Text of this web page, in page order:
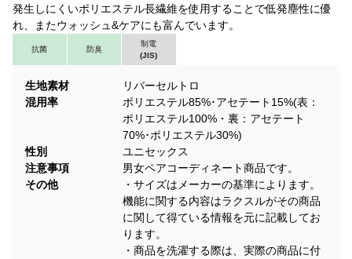
発生しにくいポリエステル長繊維を使用することで低発塵性に優
れ、またウォッシュ&ケアにも富んでいます。
抗菌 防臭
制電
(JIS)
生地素材
リバーセルトロ
混用率
ポリエステル85%･アセテート15%(表：
ポリエステル100%・裏：アセテート
70%･ポリエステル30%)
性別
ユニセックス
注意事項
男女ペアコーディネート商品です。
その他
・サイズはメーカーの基準によります。
機能に関する内容はラクスルがその商品
に関して得ている情報を元に記載してお
ります。
・商品を洗濯する際は、実際の商品に付